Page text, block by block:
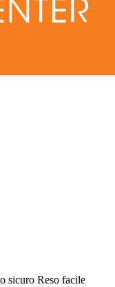
sicuro Reso facile